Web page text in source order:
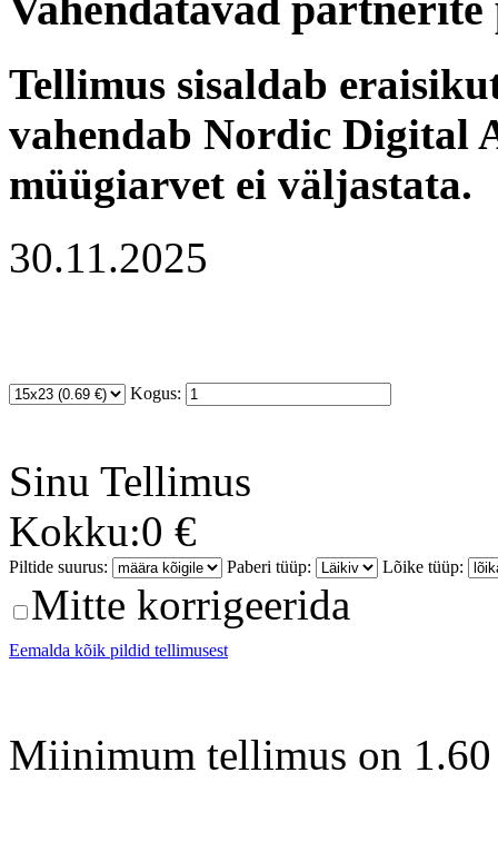
Tellimus sisaldab
vahendab Nordic Digital
müügiarvet ei väljastata.
30.11.2025
Kogus:
Sinu Tellimus
Kokku:0 €
Piltide suurus: Paberi tüüp: Lõike tüüp:
Mitte korrigeerida
Eemalda kõik pildid tellimusest
Miinimum tellimus on